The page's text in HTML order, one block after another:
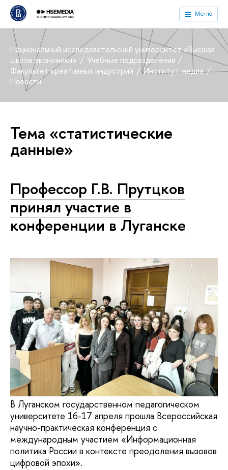
Меню
Национальный исследовательский университет «Высшая
школа экономики»
Учебные подразделения
Факультет креативных индустрий
Институт медиа
Новости
Тема «статистические
данные»
Профессор Г.В. Прутцков
принял участие в
конференции в Луганске
В Луганском государственном педагогическом
университете 16-17 апреля прошла Всероссийская
научно-практическая конференция с
международным участием «Информационная
политика России в контексте преодоления вызовов
цифровой эпохи».